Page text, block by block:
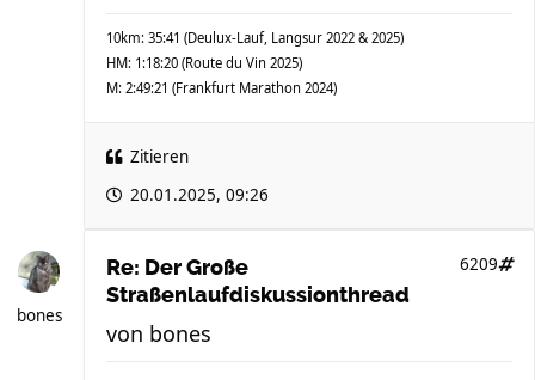
10km: 35:41 (Deulux-Lauf, Langsur 2022 & 2025)
HM: 1:18:20 (Route du Vin 2025)
M: 2:49:21 (Frankfurt Marathon 2024)
Zitieren
20.01.2025, 09:26
bones
Re: Der Große
Straßenlaufdiskussionthread
6209
von bones